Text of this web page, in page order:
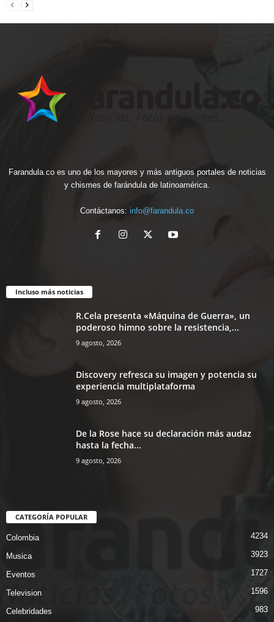
Farandula.co es uno de los mayores y más antiguos portales de noticias
y chismes de farándula de latinoamérica.
Contáctanos: info@farandula.co
Incluso más noticias
R.Cela presenta «Máquina de Guerra», un
poderoso himno sobre la resistencia,...
9 agosto, 2026
Discovery refresca su imagen y potencia su
experiencia multiplataforma
9 agosto, 2026
De la Rose hace su declaración más audaz
hasta la fecha...
9 agosto, 2026
CATEGORÍA POPULAR
Colombia 4234
Musica 3923
Eventos 1727
Television 1596
Celebridades 983